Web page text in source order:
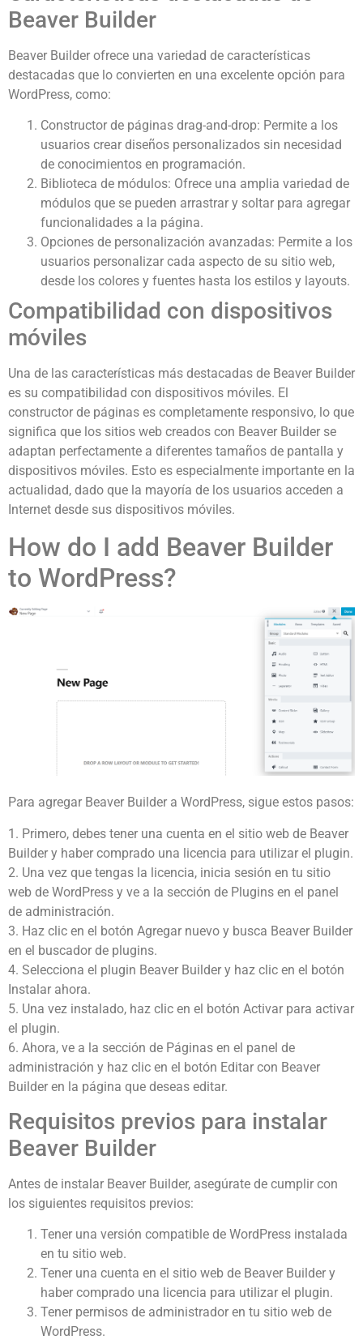
Beaver Builder
Beaver Builder ofrece una variedad de características
destacadas que lo convierten en una excelente opción para
WordPress, como:
Constructor de páginas drag-and-drop: Permite a los
usuarios crear diseños personalizados sin necesidad
de conocimientos en programación.
Biblioteca de módulos: Ofrece una amplia variedad de
módulos que se pueden arrastrar y soltar para agregar
funcionalidades a la página.
Opciones de personalización avanzadas: Permite a los
usuarios personalizar cada aspecto de su sitio web,
desde los colores y fuentes hasta los estilos y layouts.
Compatibilidad con dispositivos
móviles
Una de las características más destacadas de Beaver Builder
es su compatibilidad con dispositivos móviles. El
constructor de páginas es completamente responsivo, lo que
significa que los sitios web creados con Beaver Builder se
adaptan perfectamente a diferentes tamaños de pantalla y
dispositivos móviles. Esto es especialmente importante en la
actualidad, dado que la mayoría de los usuarios acceden a
Internet desde sus dispositivos móviles.
How do I add Beaver Builder
to WordPress?
Para agregar Beaver Builder a WordPress, sigue estos pasos:
1. Primero, debes tener una cuenta en el sitio web de Beaver
Builder y haber comprado una licencia para utilizar el plugin.
2. Una vez que tengas la licencia, inicia sesión en tu sitio
web de WordPress y ve a la sección de Plugins en el panel
de administración.
3. Haz clic en el botón Agregar nuevo y busca Beaver Builder
en el buscador de plugins.
4. Selecciona el plugin Beaver Builder y haz clic en el botón
Instalar ahora.
5. Una vez instalado, haz clic en el botón Activar para activar
el plugin.
6. Ahora, ve a la sección de Páginas en el panel de
administración y haz clic en el botón Editar con Beaver
Builder en la página que deseas editar.
Requisitos previos para instalar
Beaver Builder
Antes de instalar Beaver Builder, asegúrate de cumplir con
los siguientes requisitos previos:
Tener una versión compatible de WordPress instalada
en tu sitio web.
Tener una cuenta en el sitio web de Beaver Builder y
haber comprado una licencia para utilizar el plugin.
Tener permisos de administrador en tu sitio web de
WordPress.